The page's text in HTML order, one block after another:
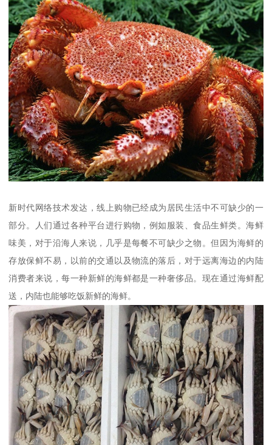
新时代网络技术发达，线上购物已经成为居民生活中不可缺少的一
部分。人们通过各种平台进行购物，例如服装、食品生鲜类。海鲜
味美，对于沿海人来说，几乎是每餐不可缺少之物。但因为海鲜的
存放保鲜不易，以前的交通以及物流的落后，对于远离海边的内陆
消费者来说，每一种新鲜的海鲜都是一种奢侈品。现在通过海鲜配
送，内陆也能够吃饭新鲜的海鲜。